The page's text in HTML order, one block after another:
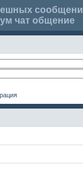
чат общение